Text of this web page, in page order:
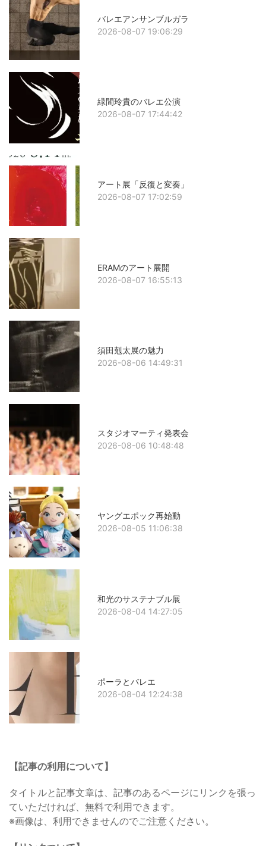
バレエアンサンブルガラ
2026-08-07 19:06:29
緑間玲貴のバレエ公演
2026-08-07 17:44:42
アート展「反復と変奏」
2026-08-07 17:02:59
ERAMのアート展開
2026-08-07 16:55:13
須田剋太展の魅力
2026-08-06 14:49:31
スタジオマーティ発表会
2026-08-06 10:48:48
ヤングエポック再始動
2026-08-05 11:06:38
和光のサステナブル展
2026-08-04 14:27:05
ポーラとバレエ
2026-08-04 12:24:38
【記事の利用について】
タイトルと記事文章は、記事のあるページにリンクを張っ
ていただければ、無料で利用できます。
※画像は、利用できませんのでご注意ください。